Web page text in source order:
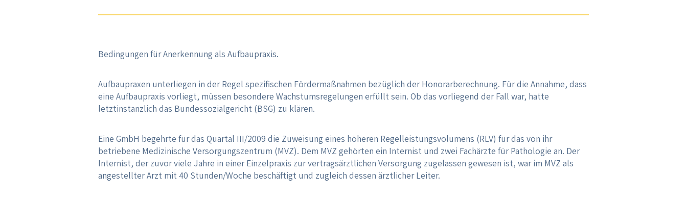
Bedingungen für Anerkennung als Aufbaupraxis.
Aufbaupraxen unterliegen in der Regel spezifischen Fördermaßnahmen bezüglich der Honorarberechnung. Für die Annahme, dass
eine Aufbaupraxis vorliegt, müssen besondere Wachstumsregelungen erfüllt sein. Ob das vorliegend der Fall war, hatte
letztinstanzlich das Bundessozialgericht (BSG) zu klären.
Eine GmbH begehrte für das Quartal III/2009 die Zuweisung eines höheren Regelleistungsvolumens (RLV) für das von ihr
betriebene Medizinische Versorgungszentrum (MVZ). Dem MVZ gehörten ein Internist und zwei Fachärzte für Pathologie an. Der
Internist, der zuvor viele Jahre in einer Einzelpraxis zur vertragsärztlichen Versorgung zugelassen gewesen ist, war im MVZ als
angestellter Arzt mit 40 Stunden/Woche beschäftigt und zugleich dessen ärztlicher Leiter.